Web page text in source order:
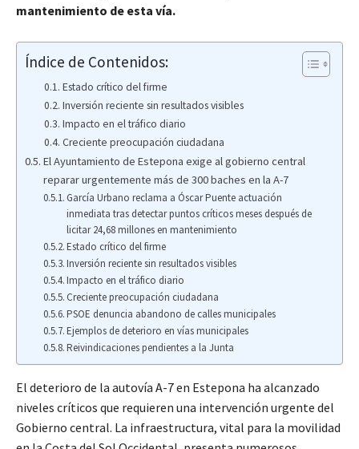
mantenimiento de esta vía.
Índice de Contenidos:
Estado crítico del firme
Inversión reciente sin resultados visibles
Impacto en el tráfico diario
Creciente preocupación ciudadana
El Ayuntamiento de Estepona exige al gobierno central
reparar urgentemente más de 300 baches en la A-7
García Urbano reclama a Óscar Puente actuación
inmediata tras detectar puntos críticos meses después de
licitar 24,68 millones en mantenimiento
Estado crítico del firme
Inversión reciente sin resultados visibles
Impacto en el tráfico diario
Creciente preocupación ciudadana
PSOE denuncia abandono de calles municipales
Ejemplos de deterioro en vías municipales
Reivindicaciones pendientes a la Junta
El deterioro de la autovía A-7 en Estepona ha alcanzado
niveles críticos que requieren una intervención urgente del
Gobierno central. La infraestructura, vital para la movilidad